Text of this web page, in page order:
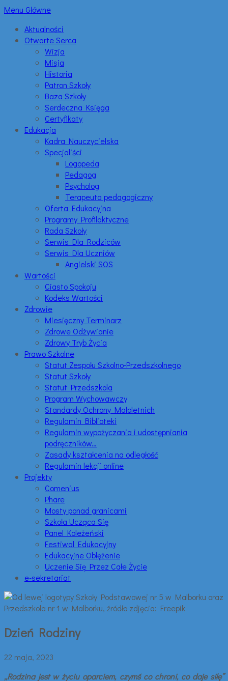
Menu Główne
Aktualności
Otwarte Serca
Wizja
Misja
Historia
Patron Szkoły
Baza Szkoły
Serdeczna Księga
Certyfikaty
Edukacja
Kadra Nauczycielska
Specjaliści
Logopeda
Pedagog
Psycholog
Terapeuta pedagogiczny
Oferta Edukacyjna
Programy Profilaktyczne
Rada Szkoły
Serwis Dla Rodziców
Serwis Dla Uczniów
Angielski SOS
Wartości
Ciasto Spokoju
Kodeks Wartości
Zdrowie
Miesięczny Terminarz
Zdrowe Odżywianie
Zdrowy Tryb Życia
Prawo Szkolne
Statut Zespołu Szkolno-Przedszkolnego
Statut Szkoły
Statut Przedszkola
Program Wychowawczy
Standardy Ochrony Małoletnich
Regulamin Biblioteki
Regulamin wypożyczania i udostępniania
podręczników…
Zasady kształcenia na odległość
Regulamin lekcji online
Projekty
Comenius
Phare
Mosty ponad granicami
Szkoła Ucząca Się
Panel Koleżeński
Festiwal Edukacyjny
Edukacyjne Oblężenie
Uczenie Się Przez Całe Życie
e-sekretariat
Dzień Rodziny
22 maja, 2023
„Rodzina jest w życiu oparciem, czymś co chroni, co daje siłę”